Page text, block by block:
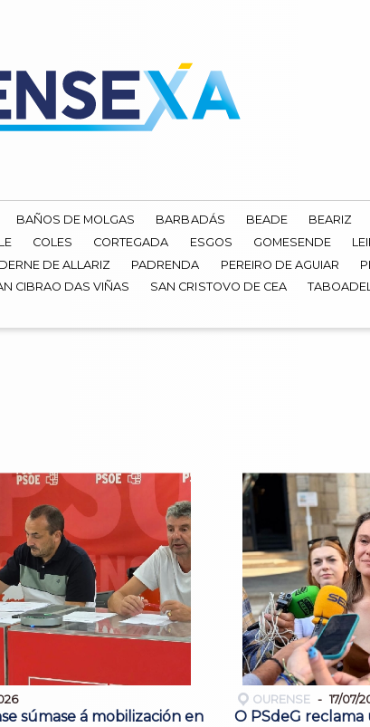
BAÑOS DE MOLGAS BARBADÁS BEADE BEARIZ
COLES CORTEGADA ESGOS GOMESENDE
DE ALLARIZ PADRENDA PEREIRO DE AGUIAR
CIBRAO DAS VIÑAS SAN CRISTOVO DE CEA
súmase á mobilización en
OURENSE 17/07/
O PSdeG